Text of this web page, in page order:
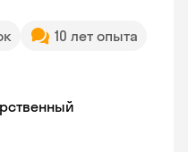
10 лет опыта